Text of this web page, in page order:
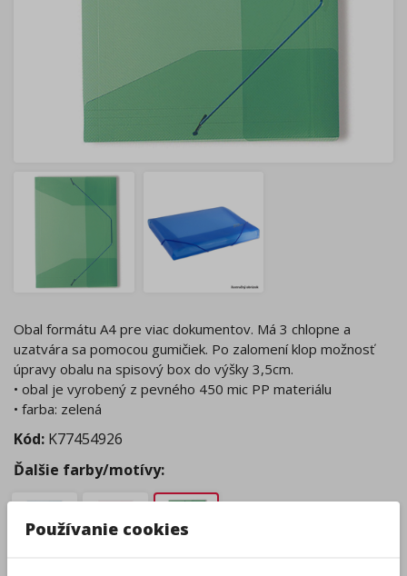
Obal formátu A4 pre viac dokumentov. Má 3 chlopne a
uzatvára sa pomocou gumičiek. Po zalomení klop možnosť
úpravy obalu na spisový box do výšky 3,5cm.
• obal je vyrobený z pevného 450 mic PP materiálu
• farba: zelená
Kód: K77454926
Ďalšie farby/motívy:
Používanie cookies